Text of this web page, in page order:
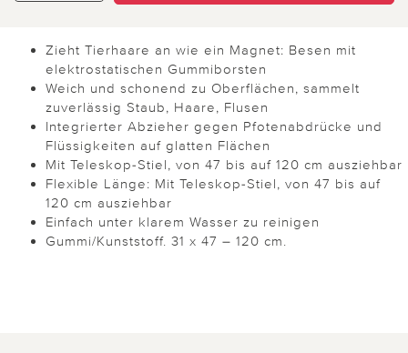
Zieht Tierhaare an wie ein Magnet: Besen mit
elektrostatischen Gummiborsten
Weich und schonend zu Oberflächen, sammelt
zuverlässig Staub, Haare, Flusen
Integrierter Abzieher gegen Pfotenabdrücke und
Flüssigkeiten auf glatten Flächen
Mit Teleskop-Stiel, von 47 bis auf 120 cm ausziehbar
Flexible Länge: Mit Teleskop-Stiel, von 47 bis auf
120 cm ausziehbar
Einfach unter klarem Wasser zu reinigen
Gummi/Kunststoff. 31 x 47 – 120 cm.